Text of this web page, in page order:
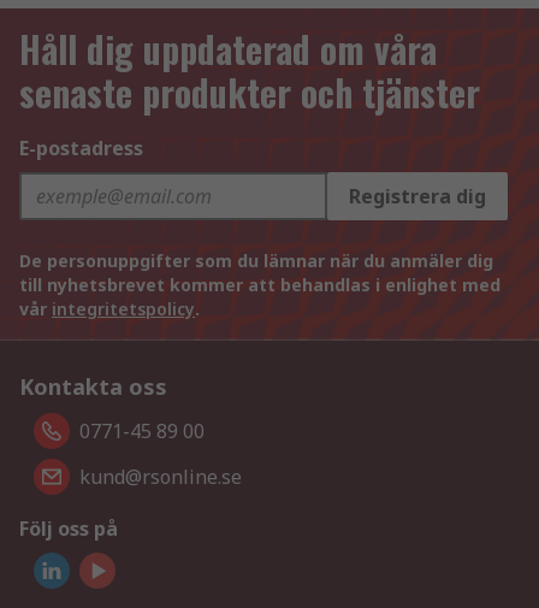
Håll dig uppdaterad om våra
senaste produkter och tjänster
E-postadress
Registrera dig
De personuppgifter som du lämnar när du anmäler dig
till nyhetsbrevet kommer att behandlas i enlighet med
vår integritetspolicy.
Kontakta oss
0771-45 89 00
kund@rsonline.se
Följ oss på